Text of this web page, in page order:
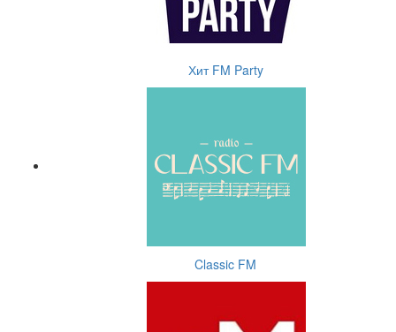
Хит FM Party
Classic FM